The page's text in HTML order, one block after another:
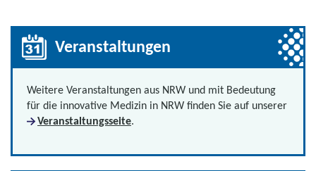
Veranstaltungen
Weitere Veranstaltungen aus NRW und mit Bedeutung
für die innovative Medizin in NRW finden Sie auf unserer
Veranstaltungsseite.